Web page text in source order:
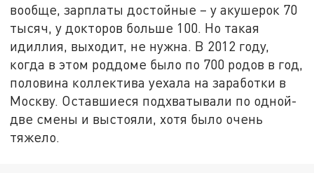
вообще, зарплаты достойные – у акушерок 70
тысяч, у докторов больше 100. Но такая
идиллия, выходит, не нужна. В 2012 году,
когда в этом роддоме было по 700 родов в год,
половина коллектива уехала на заработки в
Москву. Оставшиеся подхватывали по одной-
две смены и выстояли, хотя было очень
тяжело.